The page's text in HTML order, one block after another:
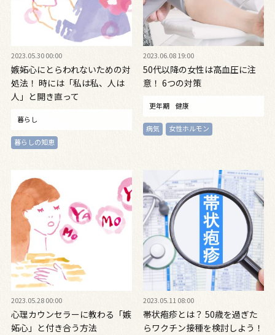
2023.05.30 00:00
嫉妬心にとらわれないための対
処法！ 時には「私は私、人は
人」と開き直って
暮らし
暮らしの知恵
2023.06.08 19:00
50代以降の女性は高血圧に注
意！ 6つの対策
更年期 健康
病気 女性ホルモン
2023.05.28 00:00
心理カウンセラーに教わる「嫉
妬心」と付き合う方法
2023.05.11 08:00
帯状疱疹とは？ 50歳を過ぎた
らワクチン接種を検討しよう！